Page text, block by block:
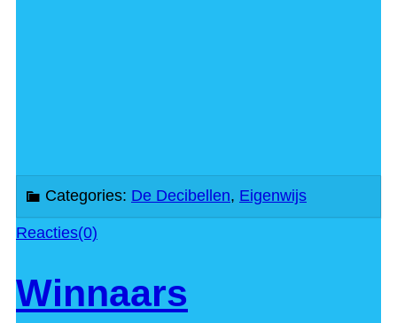
Categories: De Decibellen, Eigenwijs
Reacties(0)
Winnaars